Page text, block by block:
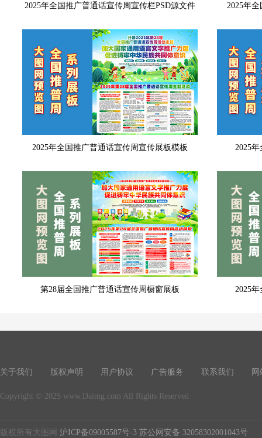
2025年全国推广普通话宣传周宣传栏PSD源文件 2025年
2025年全国推广普通话宣传周宣传展板模板 2025
第28届全国推广普通话宣传周橱窗展板 2025
关于我们 版权声明 用户协议 广告服务 联系我们 网
Copyright © 2025 www.Daimg.com All Rights Reserved
版权所有大图网 沪ICP备09005587号-3 苏公网安备 32058302001043号